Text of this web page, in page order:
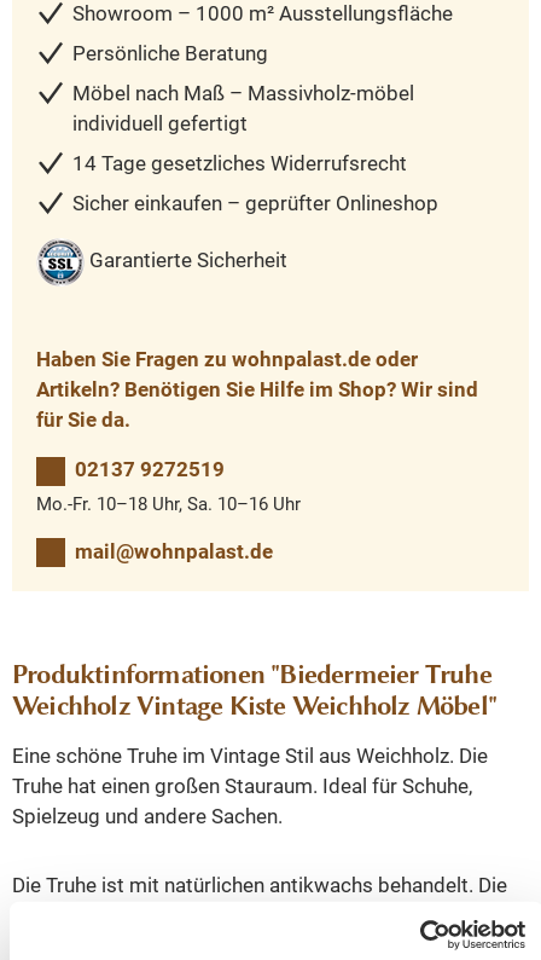
Showroom – 1000 m² Ausstellungsfläche
Persönliche Beratung
Möbel nach Maß – Massivholz-möbel
individuell gefertigt
14 Tage gesetzliches Widerrufsrecht
Sicher einkaufen – geprüfter Onlineshop
Garantierte Sicherheit
Haben Sie Fragen zu wohnpalast.de oder
Artikeln? Benötigen Sie Hilfe im Shop? Wir sind
für Sie da.
02137 9272519
Mo.-Fr. 10–18 Uhr, Sa. 10–16 Uhr
mail@wohnpalast.de
Produktinformationen "Biedermeier Truhe
Weichholz Vintage Kiste Weichholz Möbel"
Eine schöne Truhe im Vintage Stil aus Weichholz. Die
Truhe hat einen großen Stauraum. Ideal für Schuhe,
Spielzeug und andere Sachen.
Die Truhe ist mit natürlichen antikwachs behandelt. Die
vorhandenen Gebrauchsspuren haben einen antiken
Charakter und sind bewusst gewollt. Eine schöne